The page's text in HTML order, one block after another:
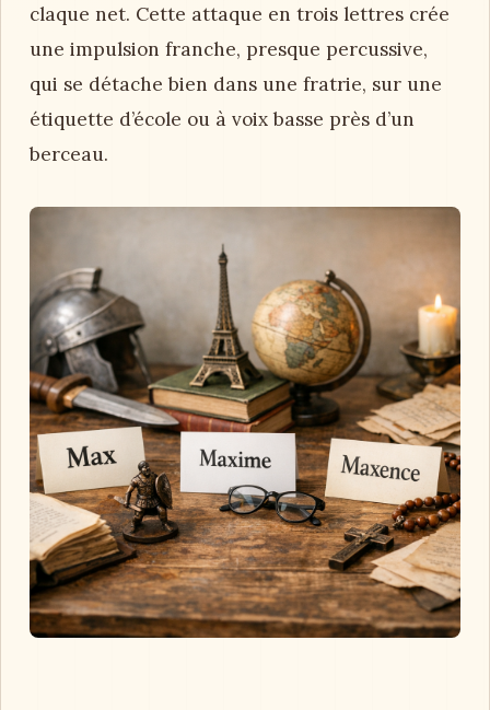
claque net. Cette attaque en trois lettres crée
une impulsion franche, presque percussive,
qui se détache bien dans une fratrie, sur une
étiquette d’école ou à voix basse près d’un
berceau.